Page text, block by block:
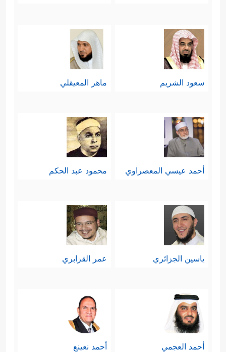
سعود الشريم ماهر المعيقلي
أحمد عيسي المعصراوي محمود عبد الحكم
ياسين الجزائري عمر القزابري
أحمد العجمي أحمد نعينع